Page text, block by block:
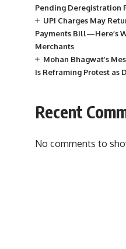
Pending Deregistration
UPI Charges May
Payments Bill—Here’s
Merchants
Mohan Bhagwat’s
Is Reframing Protest as
Recent
No comments to